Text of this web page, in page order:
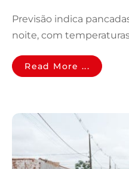
Previsão indica
noite, com temperaturas
Read More ...